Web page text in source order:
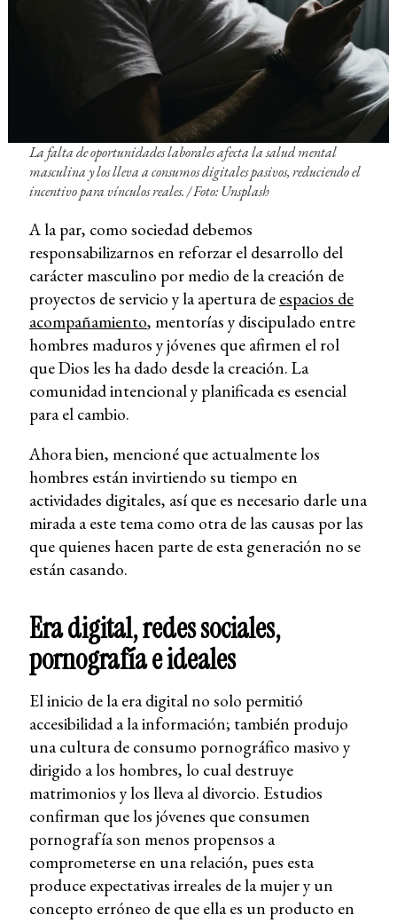
La falta de oportunidades laborales afecta la salud mental
masculina y los lleva a consumos digitales pasivos, reduciendo el
incentivo para vínculos reales. / Foto: Unsplash
A la par, como sociedad debemos
responsabilizarnos en reforzar el desarrollo del
carácter masculino por medio de la creación de
proyectos de servicio y la apertura de espacios de
acompañamiento, mentorías y discipulado entre
hombres maduros y jóvenes que afirmen el rol
que Dios les ha dado desde la creación. La
comunidad intencional y planificada es esencial
para el cambio.
Ahora bien, mencioné que actualmente los
hombres están invirtiendo su tiempo en
actividades digitales, así que es necesario darle una
mirada a este tema como otra de las causas por las
que quienes hacen parte de esta generación no se
están casando.
Era digital, redes sociales,
pornografía e ideales
El inicio de la era digital no solo permitió
accesibilidad a la información; también produjo
una cultura de consumo pornográfico masivo y
dirigido a los hombres, lo cual destruye
matrimonios y los lleva al divorcio. Estudios
confirman que los jóvenes que consumen
pornografía son menos propensos a
comprometerse en una relación, pues esta
produce expectativas irreales de la mujer y un
concepto erróneo de que ella es un producto en